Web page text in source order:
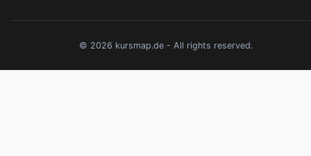
© 2026 kursmap.de - All rights reserved.